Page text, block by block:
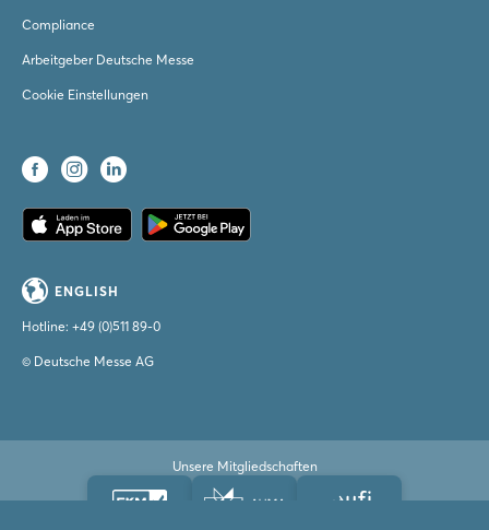
Compliance
Arbeitgeber Deutsche Messe
Cookie Einstellungen
ENGLISH
Hotline: +49 (0)511 89-0
© Deutsche Messe AG
Unsere Mitgliedschaften